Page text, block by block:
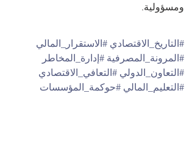
ومسؤولية.
#التاريخ_الاقتصادي #الاستقرار_المالي
#المرونة_المصرفية #إدارة_المخاطر
#التعاون_الدولي #التعافي_الاقتصادي
#التعليم_المالي #حوكمة_المؤسسات